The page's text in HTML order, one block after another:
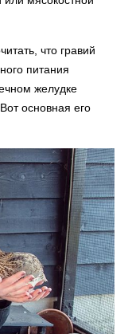
что гравий
питания
желудке
основная его